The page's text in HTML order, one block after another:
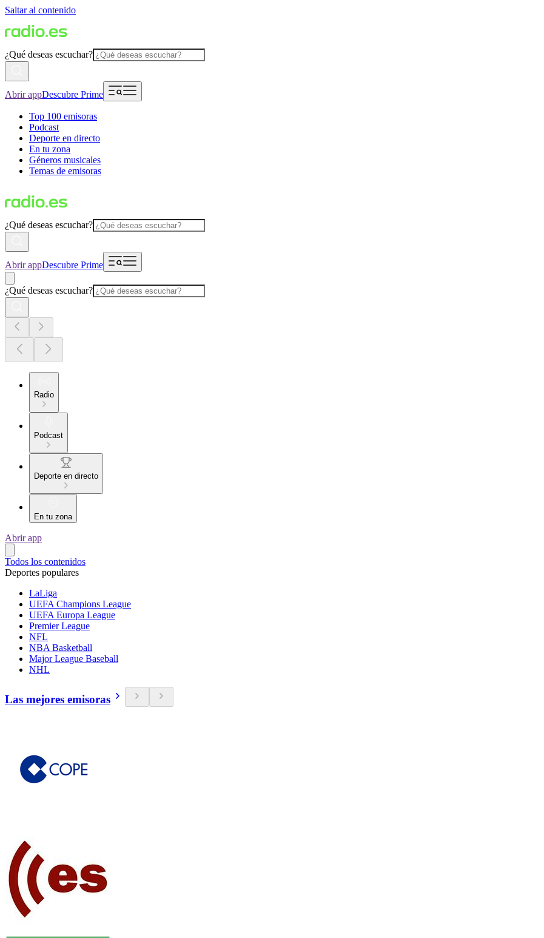
Saltar al contenido
¿Qué deseas escuchar?
Abrir appDescubre Prime
Top 100 emisoras
Podcast
Deporte en directo
En tu zona
Géneros musicales
Temas de emisoras
¿Qué deseas escuchar?
Abrir appDescubre Prime
¿Qué deseas escuchar?
Radio
Podcast
Deporte en directo
En tu zona
Abrir app
Todos los contenidos
Deportes populares
LaLiga
UEFA Champions League
UEFA Europa League
Premier League
NFL
NBA Basketball
Major League Baseball
NHL
Las mejores emisoras